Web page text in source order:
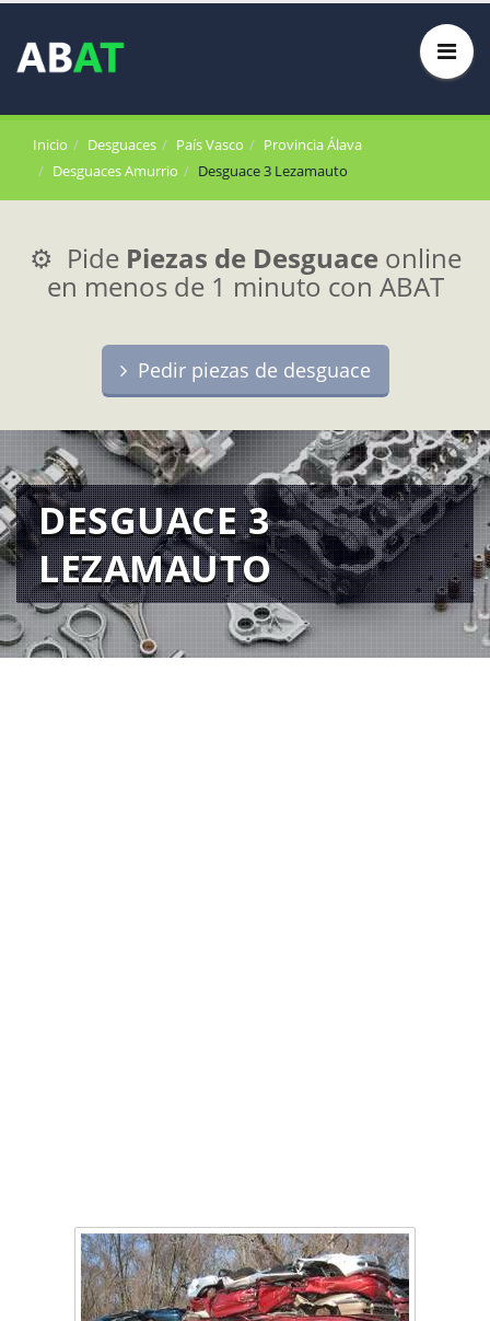
Inicio Desguaces País Vasco
Provincia Álava
Desguaces Amurrio
Desguace 3 Lezamauto
⚙️ Pide Piezas de Desguace online
en menos de 1 minuto con ABAT
Pedir piezas de desguace
DESGUACE 3
LEZAMAUTO